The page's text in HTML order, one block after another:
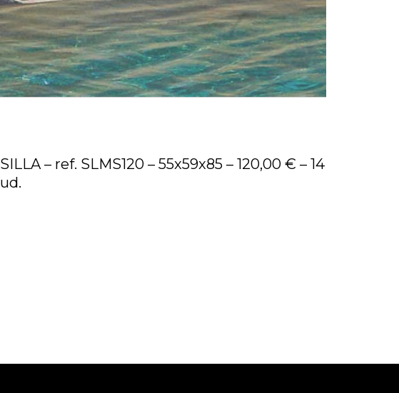
SILLA – ref. SLMS120 – 55x59x85 – 120,00 € – 14
ud.